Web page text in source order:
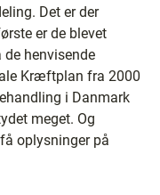
Det er der
er de blevet
henvisende
Kræftplan fra 2000
i Danmark
meget. Og
oplysninger på